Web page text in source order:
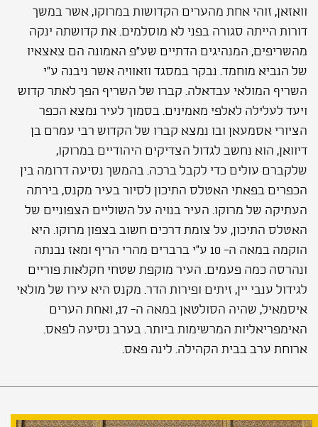
וואזאן, זוהי אחת מהערים הקדושות במרוקו, אשר במשך
דורות הייתה סגורה בפני לא מוסלמים. את קדושתה ינקה
מהשריפים, המנהיגים הדתיים שע"פ האמונה הם צאצאיו
של הנביא מוחמד. נבקר במסגד וזאוויה אשר ניבנה ע"י
השריף המולאי עבדאלה. קברו של השריף הפך לאתר קדוש
ויעד לעלילה לאלפי מאמינים. בסמוך לעיר נמצא הכפר
הציורי אסמעאן ובו נמצא קברו של הקדוש רבי עמרם בן
דיוואן, הוא נחשב לגדול הצדיקים היהודיים במרוקו,
שלקברם עולים כדי לקבל ברכה. בהמשך נסיעה דרומה בין
הכפרים בפאתי האטלס התיכון לסיור בעיר מקנס, בירתה
העתיקה של מרוקו. העיר בנויה על השוליים הצפוניים של
האטלס התיכון, על צומת דרכים חשוב בצפון מרוקו. היא
הוקמה במאה ה- 10 ע"י ברברים מהרי הריף ומאז נבנתה
ונהרסה כמה פעמים. העיר מוקפת שטחי חקלאות פוריים
לגידול ענבי יין, זיתים ופירות הדר. מקנס היא עירו של מולאי
איסמאיל, שהיה הסולטאן במאה ה- 17, ואחת הערים
האימפריאליות המרשימות ביותר. בערב נסיעה לפאס.
ארוחת ערב בבית הקהילה. לינה פאס.